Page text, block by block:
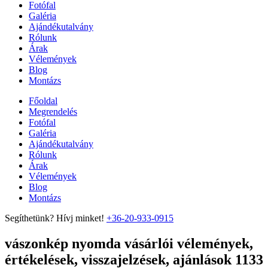
Fotófal
Galéria
Ajándékutalvány
Rólunk
Árak
Vélemények
Blog
Montázs
Főoldal
Megrendelés
Fotófal
Galéria
Ajándékutalvány
Rólunk
Árak
Vélemények
Blog
Montázs
Segíthetünk? Hívj minket! +36-20-933-0915
vászonkép nyomda vásárlói vélemények,
értékelések, visszajelzések, ajánlások 1133